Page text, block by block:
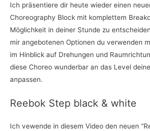
Ich präsentiere dir heute wieder einen
Choreography Block mit komplettem
Möglichkeit in deiner Stunde zu
mir angebotenen Optionen du verwenden
im Hinblick auf Drehungen und
diese Choreo wunderbar an das Level
anpassen.
Reebok Step black & white
Ich vewende in diesem Video den neuen